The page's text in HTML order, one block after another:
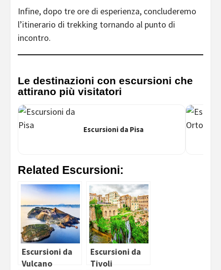
Infine, dopo tre ore di esperienza, concluderemo
l’itinerario di trekking tornando al punto di
incontro.
Le destinazioni con escursioni che
attirano più visitatori
Escursioni da Pisa
Related Escursioni:
Escursioni da
Vulcano
Escursioni da
Tivoli